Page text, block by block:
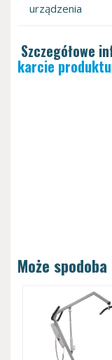
urządzenia
Szczegółowe
karcie
Może